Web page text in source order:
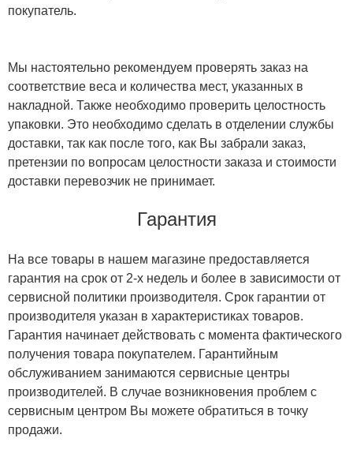
покупатель.
Мы настоятельно рекомендуем проверять заказ на
соответствие веса и количества мест, указанных в
накладной. Также необходимо проверить целостность
упаковки. Это необходимо сделать в отделении службы
доставки, так как после того, как Вы забрали заказ,
претензии по вопросам целостности заказа и стоимости
доставки перевозчик не принимает.
Гарантия
На все товары в нашем магазине предоставляется
гарантия на срок от 2-х недель и более в зависимости от
сервисной политики производителя. Срок гарантии от
производителя указан в характеристиках товаров.
Гарантия начинает действовать с момента фактического
получения товара покупателем. Гарантийным
обслуживанием занимаются сервисные центры
производителей. В случае возникновения проблем с
сервисным центром Вы можете обратиться в точку
продажи.